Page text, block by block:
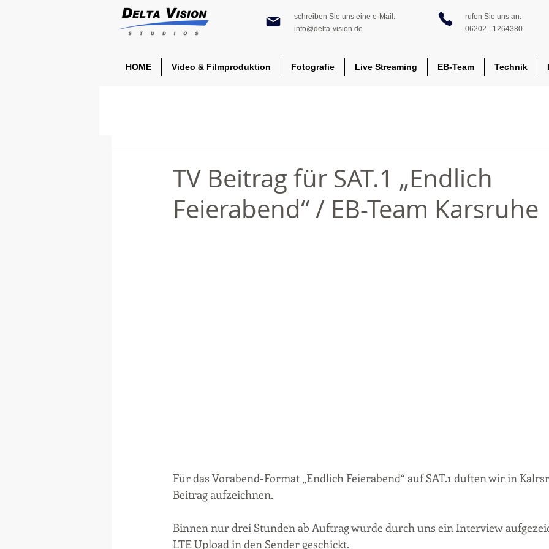
schreiben Sie uns eine e-Mail:
info@delta-vision.de
rufen Sie uns an:
06202 - 1264380
HOME Video & Filmproduktion Fotografie Live Streaming EB-Team Technik
TV Beitrag für SAT.1 „Endlich
Feierabend“ / EB-Team Karsruhe
Für das Vorabend-Format „Endlich Feierabend“ auf SAT.1 duften wir in
Beitrag aufzeichnen.
Binnen nur drei Stunden ab Auftrag wurde durch uns ein Interview
LTE Upload in den Sender geschickt.